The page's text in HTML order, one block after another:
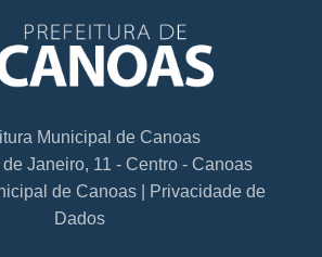
Municipal de Canoas
Janeiro, 11 - Centro - Canoas
de Canoas | Privacidade de
Dados